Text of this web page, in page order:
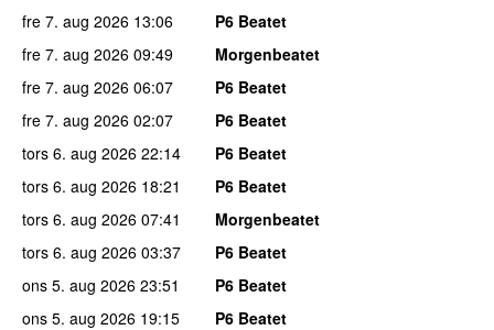
fre 7. aug 2026 13:06
P6 Beatet
fre 7. aug 2026 09:49
Morgenbeatet
fre 7. aug 2026 06:07
P6 Beatet
fre 7. aug 2026 02:07
P6 Beatet
tors 6. aug 2026 22:14
P6 Beatet
tors 6. aug 2026 18:21
P6 Beatet
tors 6. aug 2026 07:41
Morgenbeatet
tors 6. aug 2026 03:37
P6 Beatet
ons 5. aug 2026 23:51
P6 Beatet
ons 5. aug 2026 19:15
P6 Beatet